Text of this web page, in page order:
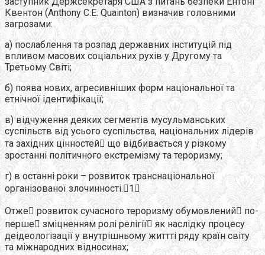
Квентон (Anthony C.E. Quainton) визначив головними
загрозами:
а) послаблення та розпад державних інституцій під
впливом масових соціальних рухів у Другому та
Третьому Світі;
б) поява нових, агресивніших форм національної та
етнічної ідентифікації;
в) відчуження деяких сегментів мусульманських
суспільств від усього суспільства, національних лідерів
та західних цінностей що відбивається у різкому
зростанні політичного екстремізму та тероризму;
г) в останні роки – розвиток транснаціональної
організованої злочинності.1
Отже розвиток сучасного тероризму обумовлений по-
перше зміцненням ролі релігії як наслідку процесу
деідеологізації у внутрішньому життті ряду країн світу
та міжнародних відносинах;